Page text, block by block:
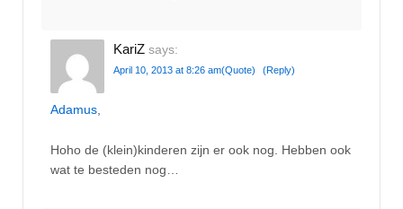
KariZ says:
April 10, 2013 at 8:26 am(Quote) (Reply)
Adamus,
Hoho de (klein)kinderen zijn er ook nog. Hebben ook
wat te besteden nog…